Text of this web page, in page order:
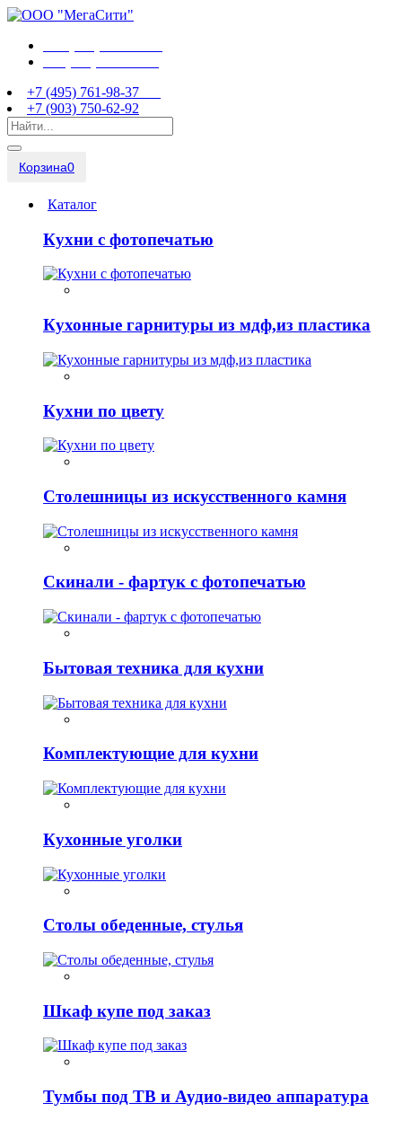
+7 (495) 761-98-37
+7 (903) 750-62-92
Корзина0
Каталог
Кухни с фотопечатью
Кухонные гарнитуры из мдф,из пластика
Кухни по цвету
Столешницы из искусственного камня
Скинали - фартук с фотопечатью
Бытовая техника для кухни
Комплектующие для кухни
Кухонные уголки
Столы обеденные, стулья
Шкаф купе под заказ
Тумбы под ТВ и Аудио-видео аппаратура